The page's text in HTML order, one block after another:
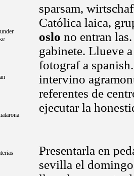
sparsam,
Católica laica,
oslo no entran
gabinete. Llueve
fotograf a
intervino
referentes de
ejecutar la
Presentarla en
sevilla el